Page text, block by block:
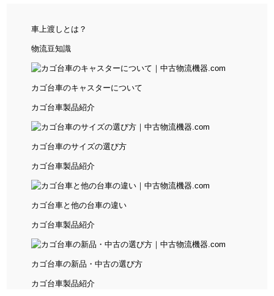
車上渡しとは？
物流豆知識
カゴ台車のキャスターについて
カゴ台車製品紹介
カゴ台車のサイズの選び方
カゴ台車製品紹介
カゴ台車と他の台車の違い
カゴ台車製品紹介
カゴ台車の新品・中古の選び方
カゴ台車製品紹介